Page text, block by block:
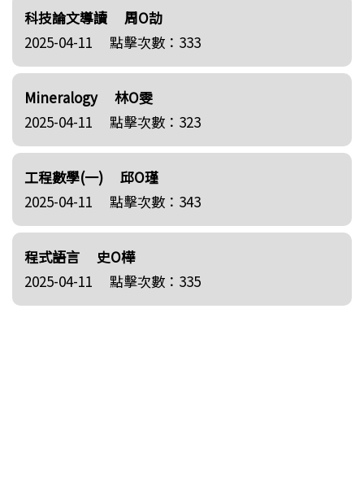
科技論文導讀
周O劼
2025-04-11
點擊次數：333
Mineralogy
林O雯
2025-04-11
點擊次數：323
工程數學(一)
邱O瑾
2025-04-11
點擊次數：343
程式語言
史O樺
2025-04-11
點擊次數：335